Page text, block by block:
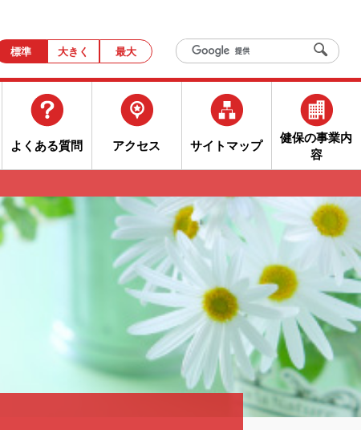
標準 大きく 最大
よくある質問 アクセス サイトマップ
健保の事業内
容